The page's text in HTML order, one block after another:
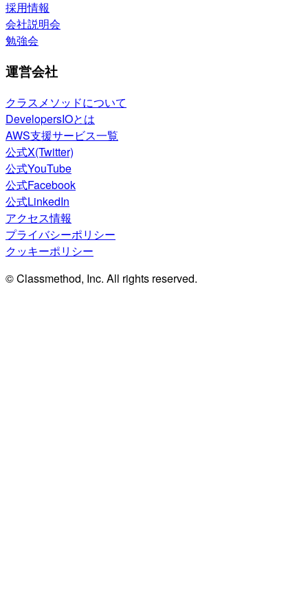
採用情報
会社説明会
勉強会
運営会社
クラスメソッドについて
DevelopersIOとは
AWS支援サービス一覧
公式X(Twitter)
公式YouTube
公式Facebook
公式LinkedIn
アクセス情報
プライバシーポリシー
クッキーポリシー
© Classmethod, Inc. All rights reserved.